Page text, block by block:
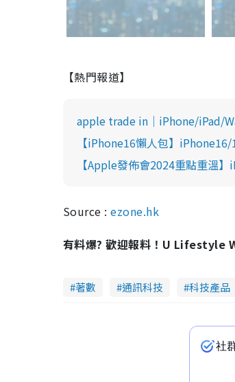
【熱門報道】
apple trade in｜iPhone/iPad/
【iPhone16懶人包】
【Apple發佈會2024重點重溫
Source :ezone.hk
有料爆? 歡迎報料！U Lifestyle
著數 通訊科技 科技產品